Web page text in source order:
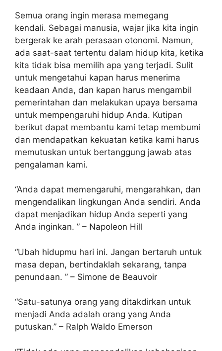
Semua orang ingin merasa memegang
kendali. Sebagai manusia, wajar jika kita ingin
bergerak ke arah perasaan otonomi. Namun,
ada saat-saat tertentu dalam hidup kita, ketika
kita tidak bisa memilih apa yang terjadi. Sulit
untuk mengetahui kapan harus menerima
keadaan Anda, dan kapan harus mengambil
pemerintahan dan melakukan upaya bersama
untuk mempengaruhi hidup Anda. Kutipan
berikut dapat membantu kami tetap membumi
dan mendapatkan kekuatan ketika kami harus
memutuskan untuk bertanggung jawab atas
pengalaman kami.
“Anda dapat memengaruhi, mengarahkan, dan
mengendalikan lingkungan Anda sendiri. Anda
dapat menjadikan hidup Anda seperti yang
Anda inginkan. ” – Napoleon Hill
“Ubah hidupmu hari ini. Jangan bertaruh untuk
masa depan, bertindaklah sekarang, tanpa
penundaan. ” – Simone de Beauvoir
“Satu-satunya orang yang ditakdirkan untuk
menjadi Anda adalah orang yang Anda
putuskan.” – Ralph Waldo Emerson